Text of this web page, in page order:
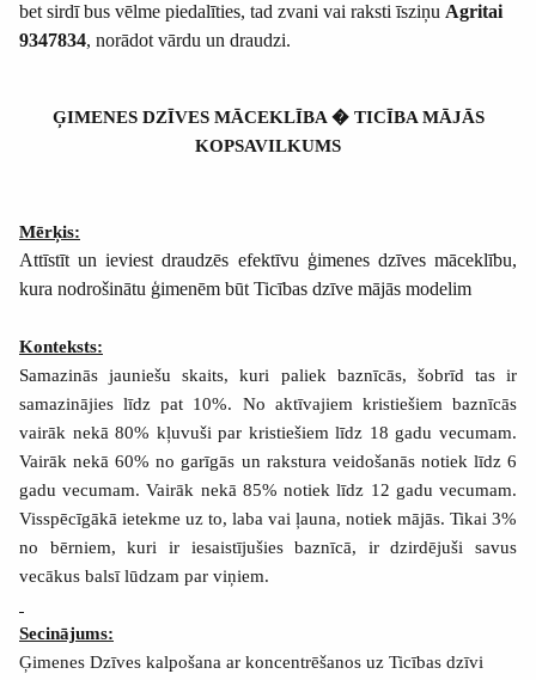
bet sirdī bus vēlme piedalīties, tad zvani vai raksti īsziņu Agritai
9347834, norādot vārdu un draudzi.
ĢIMENES DZĪVES MĀCEKLĪBA � TICĪBA MĀJĀS
KOPSAVILKUMS
Mērķis:
Attīstīt un ieviest draudzēs efektīvu ģimenes dzīves māceklību,
kura nodrošinātu ģimenēm būt Ticības dzīve mājās modelim
Konteksts:
Samazinās jauniešu skaits, kuri paliek baznīcās, šobrīd tas ir
samazinājies līdz pat 10%. No aktīvajiem kristiešiem baznīcās
vairāk nekā 80% kļuvuši par kristiešiem līdz 18 gadu vecumam.
Vairāk nekā 60% no garīgās un rakstura veidošanās notiek līdz 6
gadu vecumam. Vairāk nekā 85% notiek līdz 12 gadu vecumam.
Visspēcīgākā ietekme uz to, laba vai ļauna, notiek mājās. Tikai 3%
no bērniem, kuri ir iesaistījušies baznīcā, ir dzirdējuši savus
vecākus balsī lūdzam par viņiem.
Secinājums:
Ģimenes Dzīves kalpošana ar koncentrēšanos uz Ticības dzīvi